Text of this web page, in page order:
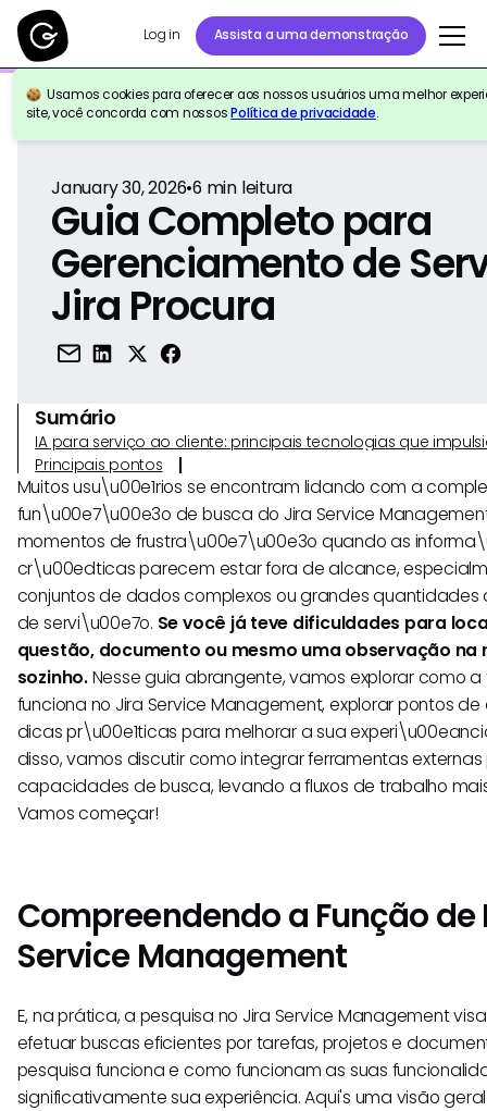
Log in Assista a uma demonstração
Usamos cookies para oferecer aos nossos usuários uma melhor
site, você concorda com nossosPolítica de privacidade.
Voltar para a referência
January 30, 2026•6 min leitura
Guia Completo para
Gerenciamento de
Jira Procura
Sumário
IA para serviço ao cliente: principais tecnologias que
Principais pontos
Muitos usu\u00e1rios se encontram lidando com a
fun\u00e7\u00e3o de busca do Jira Service
momentos de frustra\u00e7\u00e3o quando as
cr\u00edticas parecem estar fora de alcance,
conjuntos de dados complexos ou grandes
de servi\u00e7o. Se você já teve dificuldades para
questão, documento ou mesmo uma observação na
sozinho.Nesse guia abrangente, vamos explorar como
funciona no Jira Service Management, explorar pontos
dicas pr\u00e1ticas para melhorar a sua
disso, vamos discutir como integrar ferramentas
capacidades de busca, levando a fluxos de trabalho
Vamos começar!
Compreendendo a Função de
Service Management
E, na prática, a pesquisa no Jira Service Management
efetuar buscas eficientes por tarefas, projetos e
pesquisa funciona e como funcionam as suas
significativamente sua experiência. Aqui's uma visão